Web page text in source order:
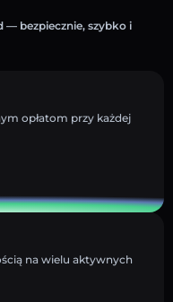
— bezpiecznie, szybko i
opłatom przy każdej
na wielu aktywnych